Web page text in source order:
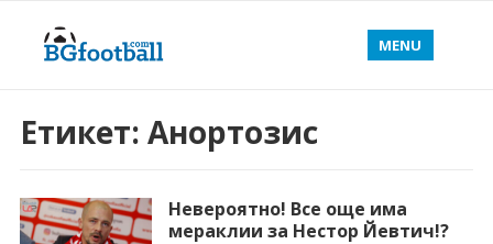
MENU
Етикет: Анортозис
Невероятно! Все още има
мераклии за Нестор Йевтич!?